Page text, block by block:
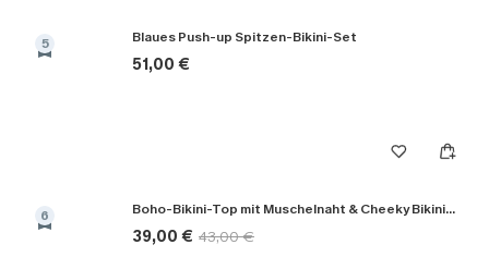
5 Blaues Push-up Spitzen-Bikini-Set
51,00 €
6 Boho-Bikini-Top mit Muschelnaht & Cheeky Bikinihose
39,00 € 43,00 €